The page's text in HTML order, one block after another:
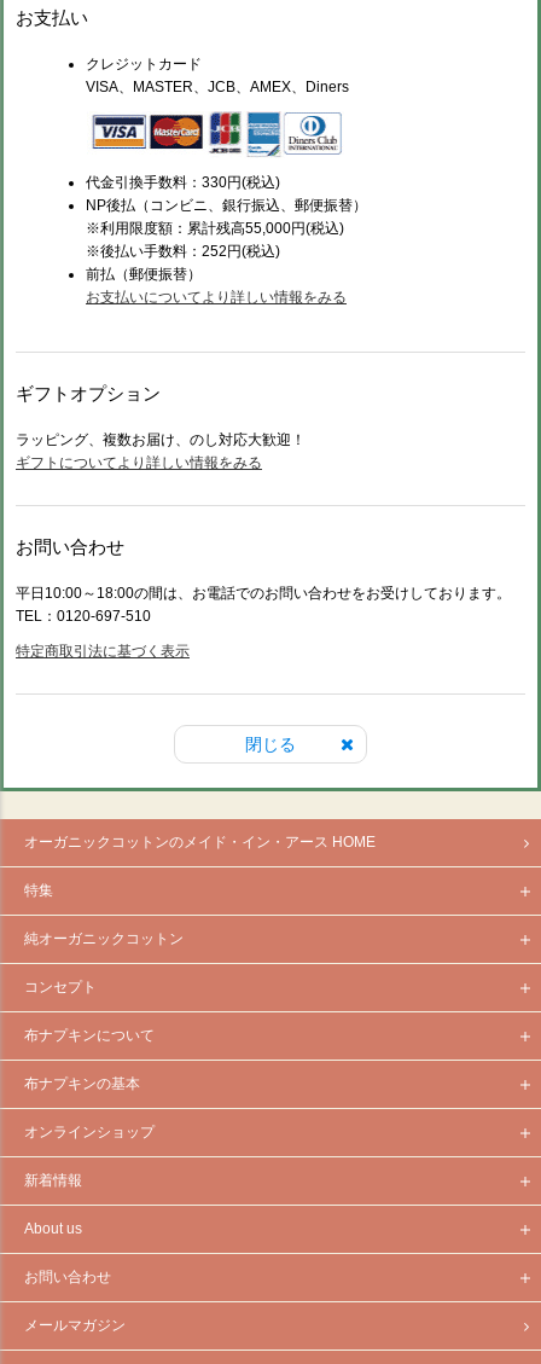
お支払い
クレジットカード
VISA、MASTER、JCB、AMEX、Diners
代金引換手数料：330円(税込)
NP後払（コンビニ、銀行振込、郵便振替）
※利用限度額：累計残高55,000円(税込)
※後払い手数料：252円(税込)
前払（郵便振替）
お支払いについてより詳しい情報をみる
ギフトオプション
ラッピング、複数お届け、のし対応大歓迎！
ギフトについてより詳しい情報をみる
お問い合わせ
平日10:00～18:00の間は、お電話でのお問い合わせをお受けしております。
TEL：0120-697-510
特定商取引法に基づく表示
閉じる
オーガニックコットンのメイド・イン・アース HOME
特集
純オーガニックコットン
コンセプト
布ナプキンについて
布ナプキンの基本
オンラインショップ
新着情報
About us
お問い合わせ
メールマガジン